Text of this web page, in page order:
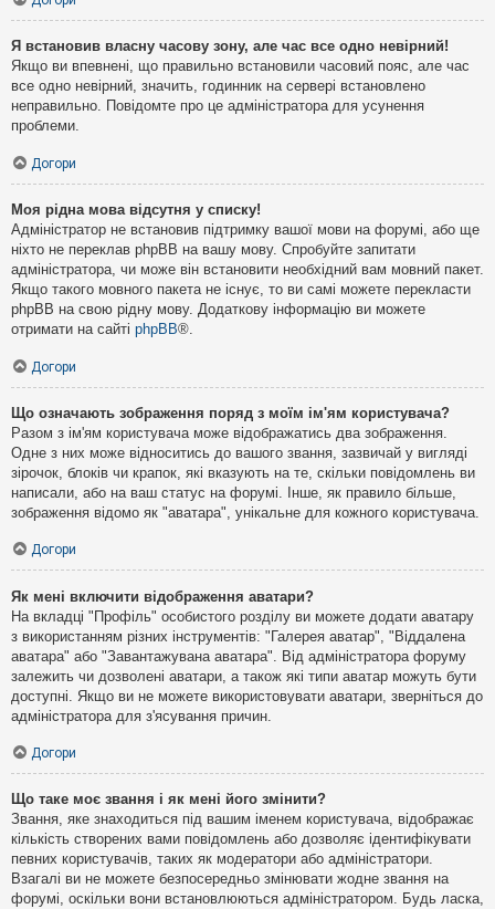
Я встановив власну часову зону, але час все одно невірний!
Якщо ви впевнені, що правильно встановили часовий пояс, але час
все одно невірний, значить, годинник на сервері встановлено
неправильно. Повідомте про це адміністратора для усунення
проблеми.
Догори
Моя рідна мова відсутня у списку!
Адміністратор не встановив підтримку вашої мови на форумі, або ще
ніхто не переклав phpBB на вашу мову. Спробуйте запитати
адміністратора, чи може він встановити необхідний вам мовний пакет.
Якщо такого мовного пакета не існує, то ви самі можете перекласти
phpBB на свою рідну мову. Додаткову інформацію ви можете
отримати на сайті phpBB®.
Догори
Що означають зображення поряд з моїм ім'ям користувача?
Разом з ім'ям користувача може відображатись два зображення.
Одне з них може відноситись до вашого звання, зазвичай у вигляді
зірочок, блоків чи крапок, які вказують на те, скільки повідомлень ви
написали, або на ваш статус на форумі. Інше, як правило більше,
зображення відомо як "аватара", унікальне для кожного користувача.
Догори
Як мені включити відображення аватари?
На вкладці "Профіль" особистого розділу ви можете додати аватару
з використанням різних інструментів: "Галерея аватар", "Віддалена
аватара" або "Завантажувана аватара". Від адміністратора форуму
залежить чи дозволені аватари, а також які типи аватар можуть бути
доступні. Якщо ви не можете використовувати аватари, зверніться до
адміністратора для з'ясування причин.
Догори
Що таке моє звання і як мені його змінити?
Звання, яке знаходиться під вашим іменем користувача, відображає
кількість створених вами повідомлень або дозволяє ідентифікувати
певних користувачів, таких як модератори або адміністратори.
Взагалі ви не можете безпосередньо змінювати жодне звання на
форумі, оскільки вони встановлюються адміністратором. Будь ласка,